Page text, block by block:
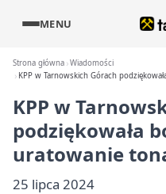
MENU
Strona główna Wiadomości
KPP w Tarnowskich Górach
KPP w
podziękowała
uratowanie
25 lipca 2024